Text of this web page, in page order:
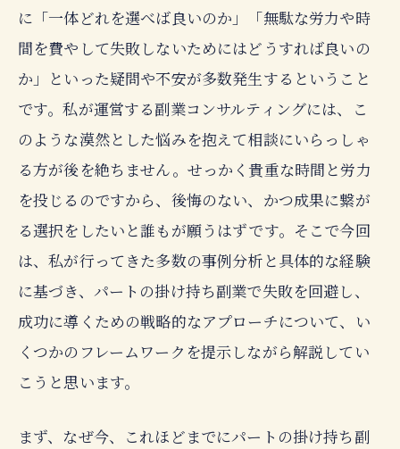
に「一体どれを選べば良いのか」「無駄な労力や時
間を費やして失敗しないためにはどうすれば良いの
か」といった疑問や不安が多数発生するということ
です。私が運営する副業コンサルティングには、こ
のような漠然とした悩みを抱えて相談にいらっしゃ
る方が後を絶ちません。せっかく貴重な時間と労力
を投じるのですから、後悔のない、かつ成果に繋が
る選択をしたいと誰もが願うはずです。そこで今回
は、私が行ってきた多数の事例分析と具体的な経験
に基づき、パートの掛け持ち副業で失敗を回避し、
成功に導くための戦略的なアプローチについて、い
くつかのフレームワークを提示しながら解説してい
こうと思います。
まず、なぜ今、これほどまでにパートの掛け持ち副